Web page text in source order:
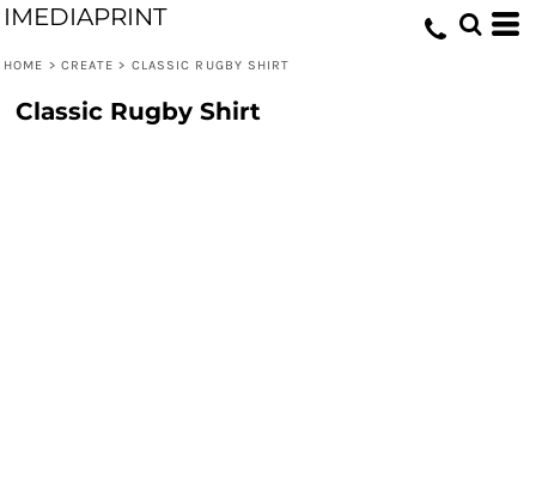
IMEDIAPRINT
HOME > CREATE > CLASSIC RUGBY SHIRT
Classic Rugby Shirt